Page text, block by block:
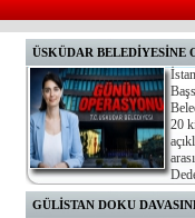
ÜSKÜDAR BELEDİYESİNE
20
Deveci, Kentaş Genel Müdürü
bulunuyor.
GÜLİSTAN DOKU